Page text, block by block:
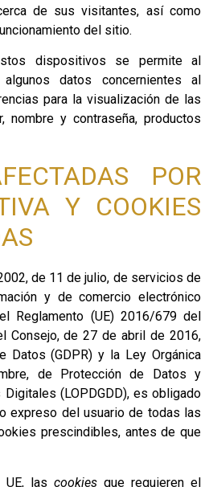
de sus visitantes, así como
del sitio.
dispositivos se permite al
datos concernientes al
para la visualización de las
nombre y contraseña, productos
POR
Y COOKIES
de 11 de julio, de servicios de
y de comercio electrónico
Reglamento (UE) 2016/679 del
Consejo, de 27 de abril de 2016,
Datos (GDPR) y la Ley Orgánica
de Protección de Datos y
(LOPDGDD), es obligado
expreso del usuario de todas las
prescindibles, antes de que
las cookies que requieren el